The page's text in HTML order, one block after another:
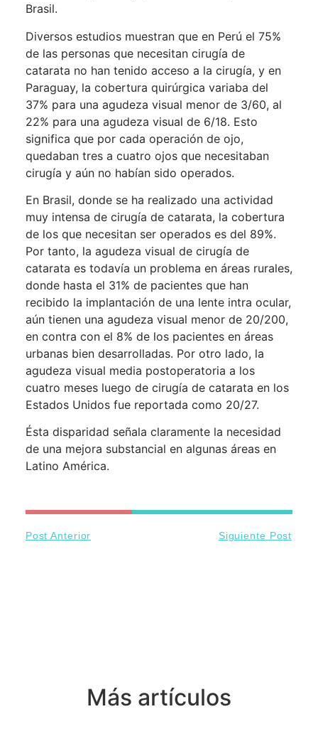
Brasil.
Diversos estudios muestran que en Perú el 75%
de las personas que necesitan cirugía de
catarata no han tenido acceso a la cirugía, y en
Paraguay, la cobertura quirúrgica variaba del
37% para una agudeza visual menor de 3/60, al
22% para una agudeza visual de 6/18. Esto
significa que por cada operación de ojo,
quedaban tres a cuatro ojos que necesitaban
cirugía y aún no habían sido operados.
En Brasil, donde se ha realizado una actividad
muy intensa de cirugía de catarata, la cobertura
de los que necesitan ser operados es del 89%.
Por tanto, la agudeza visual de cirugía de
catarata es todavía un problema en áreas rurales,
donde hasta el 31% de pacientes que han
recibido la implantación de una lente intra ocular,
aún tienen una agudeza visual menor de 20/200,
en contra con el 8% de los pacientes en áreas
urbanas bien desarrolladas. Por otro lado, la
agudeza visual media postoperatoria a los
cuatro meses luego de cirugía de catarata en los
Estados Unidos fue reportada como 20/27.
Ésta disparidad señala claramente la necesidad
de una mejora substancial en algunas áreas en
Latino América.
Post Anterior Siguiente Post
Más artículos